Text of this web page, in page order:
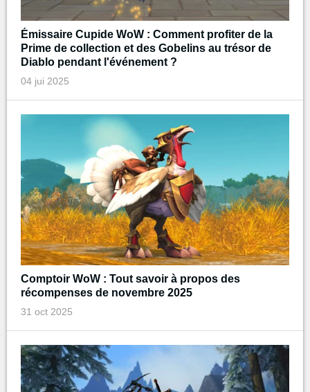
Émissaire Cupide WoW : Comment profiter de la
Prime de collection et des Gobelins au trésor de
Diablo pendant l'événement ?
04 jui 2025
Comptoir WoW : Tout savoir à propos des
récompenses de novembre 2025
31 oct 2025